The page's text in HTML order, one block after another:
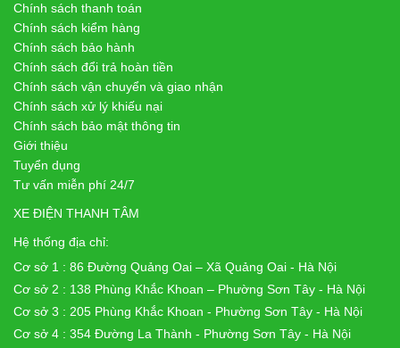
Chính sách thanh toán
Chính sách kiểm hàng
Chính sách bảo hành
Chính sách đổi trả hoàn tiền
Chính sách vận chuyển và giao nhận
Chính sách xử lý khiếu nại
Chính sách bảo mật thông tin
Giới thiệu
Tuyển dụng
Tư vấn miễn phí 24/7
XE ĐIỆN THANH TÂM
Hệ thống địa chỉ:
Cơ sở 1 : 86 Đường Quảng Oai – Xã Quảng Oai - Hà Nội
Cơ sở 2 : 138 Phùng Khắc Khoan – Phường Sơn Tây - Hà Nội
Cơ sở 3 : 205 Phùng Khắc Khoan - Phường Sơn Tây - Hà Nội
Cơ sở 4 : 354 Đường La Thành - Phường Sơn Tây - Hà Nội